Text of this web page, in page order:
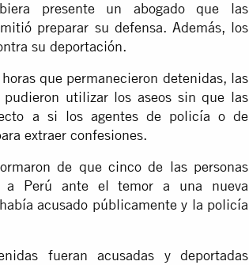
presente un abogado que las
preparar su defensa. Además, los
su deportación.
que permanecieron detenidas, las
utilizar los aseos sin que las
a si los agentes de policía o de
extraer confesiones.
de que cinco de las personas
a Perú ante el temor a una nueva
acusado públicamente y la policía
fueran acusadas y deportadas